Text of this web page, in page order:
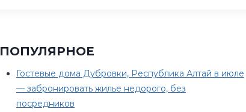
ПОПУЛЯРНОЕ
Гостевые дома Дубровки, Республика Алтай в июле
— забронировать жилье недорого, без
посредников